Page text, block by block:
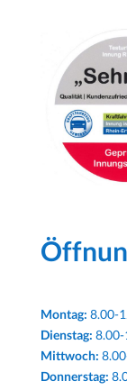
Montag: 8.00-
Dienstag:
Mittwoch:
Donnerstag: